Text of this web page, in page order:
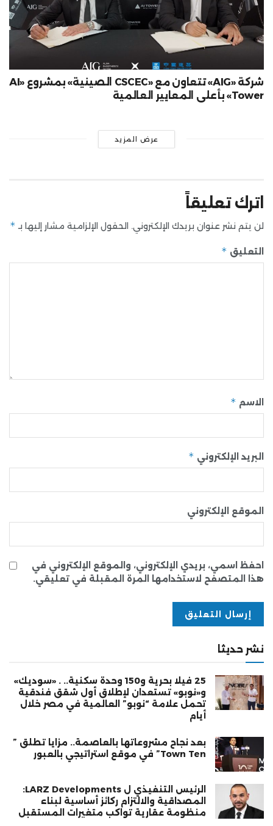
شركة «AIG» تتعاون مع «CSCEC الصينية» بمشروع «AI
Tower» بأعلى المعايير العالمية
عرض المزيد
اترك تعليقاً
لن يتم نشر عنوان بريدك الإلكتروني. الحقول الإلزامية مشار إليها بـ *
التعليق *
الاسم *
البريد الإلكتروني *
الموقع الإلكتروني
احفظ اسمي، بريدي الإلكتروني، والموقع الإلكتروني في
هذا المتصفح لاستخدامها المرة المقبلة في تعليقي.
نشر حديثا
25 فيلا بحرية و150 وحدة سكنية.. . «سوديك»
و«نوبو» تستعدان لإطلاق أول شقق فندقية
تحمل علامة “نوبو” العالمية في مصر خلال
أيام
بعد نجاح مشروعاتها بالعاصمة.. مزايا تطلق ”
Town Ten” في موقع استراتيجي بالعبور
الرئيس التنفيذي ل LARZ Developments:
المصداقية والالتزام ركائز أساسية لبناء
منظومة عقارية تواكب متغيرات المستقبل